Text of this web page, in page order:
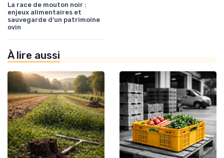
La race de mouton noir :
enjeux alimentaires et
sauvegarde d’un patrimoine
ovin
À lire aussi